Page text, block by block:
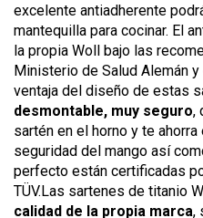
excelente antiadherente
mantequilla para cocinar. El
la propia Woll bajo las
Ministerio de Salud Alemán
ventaja del diseño de estas
desmontable, muy seguro,
sartén en el horno y te
seguridad del mango así
perfecto están certificadas
TÜV.Las sartenes de titanio
calidad de la propia marca,